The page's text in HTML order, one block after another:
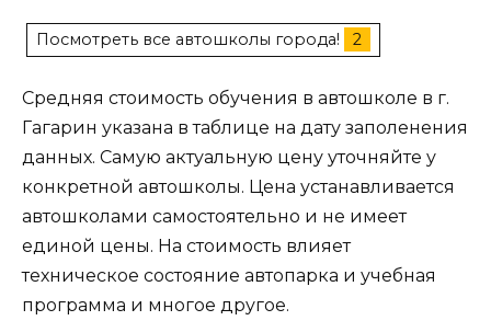
Посмотреть все автошколы города! 2
Средняя стоимость обучения в автошколе в г.
Гагарин указана в таблице на дату заполенения
данных. Самую актуальную цену уточняйте у
конкретной автошколы. Цена устанавливается
автошколами самостоятельно и не имеет
единой цены. На стоимость влияет
техническое состояние автопарка и учебная
программа и многое другое.